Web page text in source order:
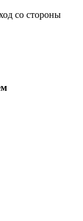
со стороны